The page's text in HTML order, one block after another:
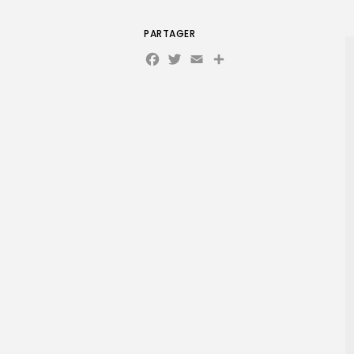
PARTAGER
Facebook
Twitter
Email